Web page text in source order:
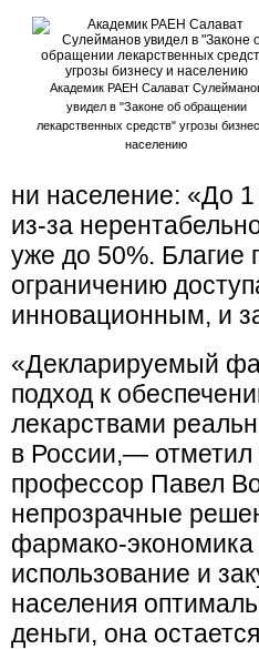
Академик РАЕН Салават
увидел в "Законе об обращении
лекарственных средств" угрозы
населению
ни население: «До
из-за
уже до 50%. Благие
ограничению
инновационным, и
«Декларируемый
подход к
лекарствами
в России,—
профессор Павел
непрозрачные
фармако-экономика
использование и
населения
деньги, она